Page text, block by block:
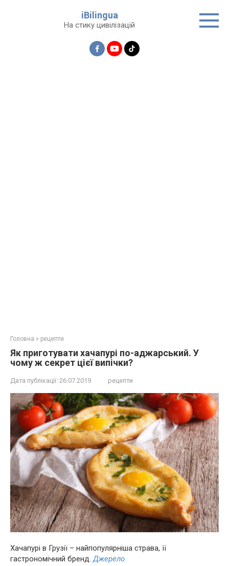
iBilingua
На стику цивілізацій
Головна » рецепти
Як приготувати хачапурі по-аджарський. У
чому ж секрет цієї випічки?
Дата публікації: 26.07.2019 рецепти
Хачапурі в Грузії – найпопулярніша страва, її
гастрономічний бренд.Джерело